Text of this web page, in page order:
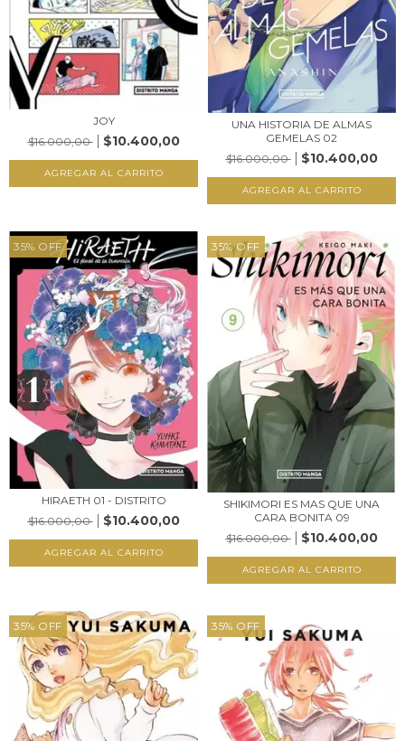
JOY
$16.000,00
$10.400,00
UNA HISTORIA DE ALMAS
GEMELAS 02
$16.000,00
$10.400,00
35% OFF
HIRAETH 01 - DISTRITO
$16.000,00
$10.400,00
35%OFF
SHIKIMORI ES MAS QUE UNA
CARA BONITA 09
$16.000,00
$10.400,00
35% OFF 35% OFF